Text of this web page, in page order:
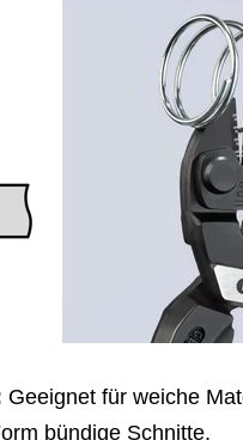
Geeignet für weiche
bündige Schnitte.